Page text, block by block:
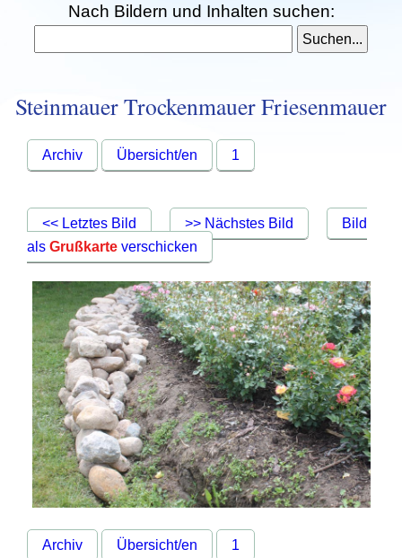
Nach Bildern und Inhalten suchen:
Steinmauer Trockenmauer Friesenmauer
Archiv Übersicht/en 1
<< Letztes Bild >> Nächstes Bild
Bild
alsGrußkarte verschicken
Archiv Übersicht/en 1